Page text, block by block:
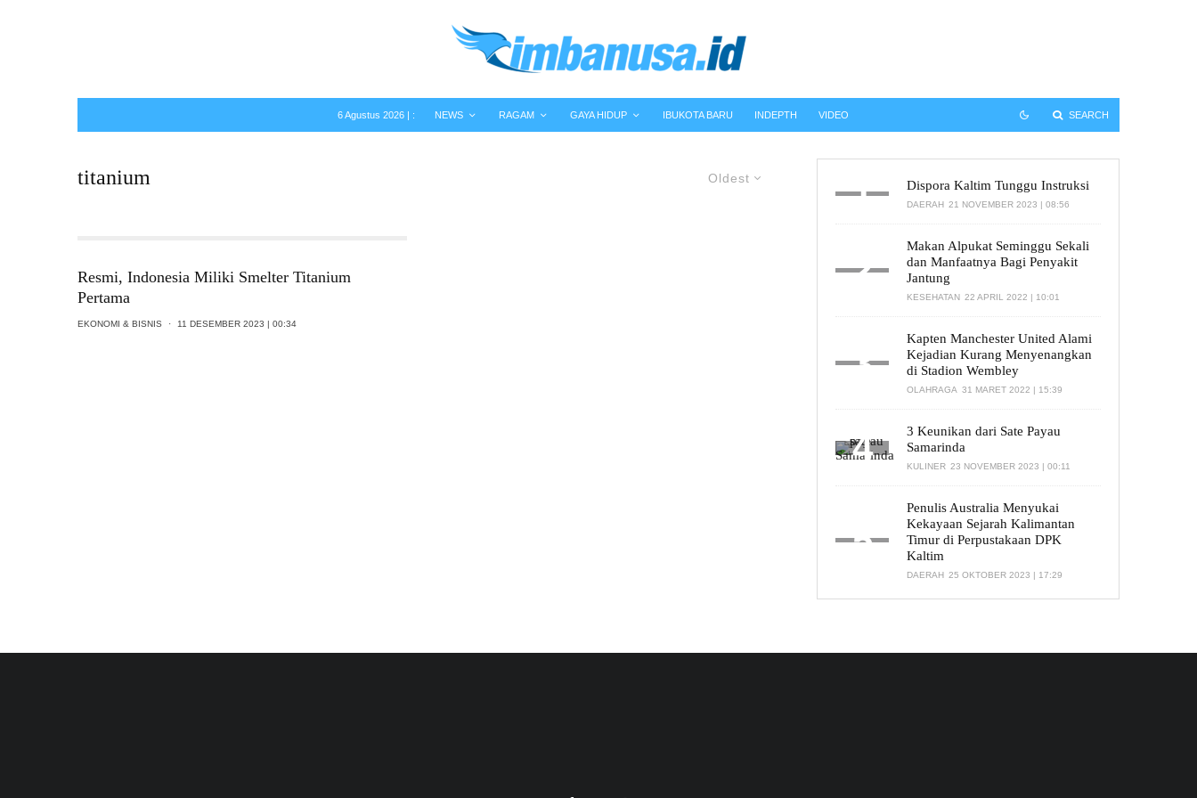
6 Agustus 2026 | : NEWS RAGAM GAYA HIDUP IBUKOTA BARU INDEPTH VIDEO SEARCH
Oldest
titanium
Resmi, Indonesia Miliki Smelter Titanium
Pertama
EKONOMI & BISNIS · 11 DESEMBER 2023 | 00:34
Dispora Kaltim Tunggu Instruksi
DAERAH 21 NOVEMBER 2023 | 08:56
Makan Alpukat Seminggu Sekali
dan Manfaatnya Bagi Penyakit
Jantung
KESEHATAN 22 APRIL 2022 | 10:01
Kapten Manchester United Alami
Kejadian Kurang Menyenangkan
di Stadion Wembley
OLAHRAGA 31 MARET 2022 | 15:39
3 Keunikan dari Sate Payau
Samarinda
KULINER 23 NOVEMBER 2023 | 00:11
Penulis Australia Menyukai
Kekayaan Sejarah Kalimantan
Timur di Perpustakaan DPK
Kaltim
DAERAH 25 OKTOBER 2023 | 17:29